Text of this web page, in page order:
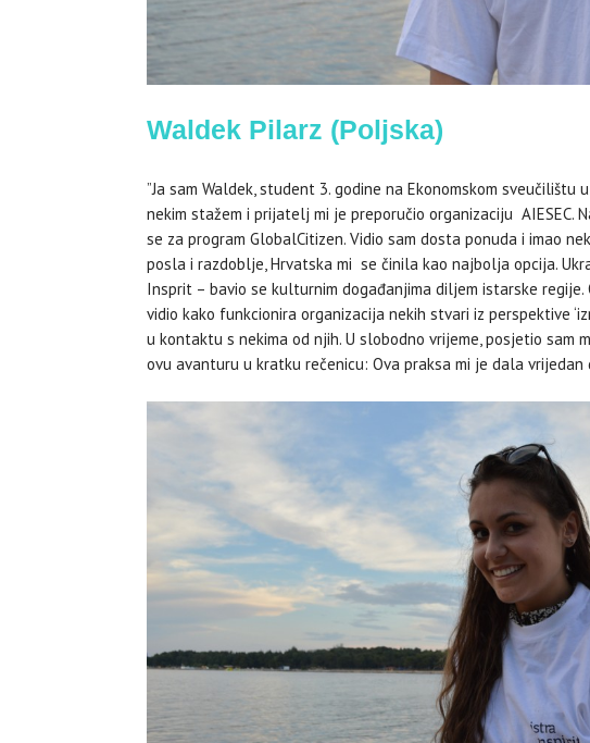
Waldek Pilarz (Poljska)
”Ja sam Waldek, student 3. godine na Ekonomskom
nekim stažem i prijatelj mi je preporučio organizaciju AIESEC.
se za program GlobalCitizen. Vidio sam dosta ponuda i imao
posla i razdoblje, Hrvatska mi se činila kao najbolja opcija.
Insprit – bavio se kulturnim događanjima diljem istarske
vidio kako funkcionira organizacija nekih stvari iz perspektive
u kontaktu s nekima od njih. U slobodno vrijeme, posjetio sam
ovu avanturu u kratku rečenicu: Ova praksa mi je dala vrijedan